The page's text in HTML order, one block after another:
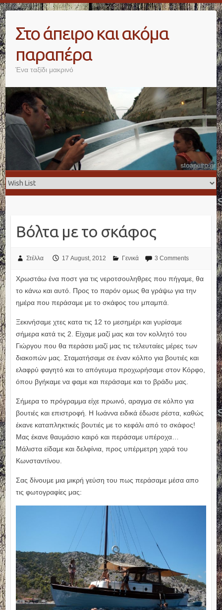
Skip
to
contentΣτο άπειρο και ακόμα
παραπέρα
Ένα ταξίδι μακρινό
Βόλτα με το σκάφος
Στέλλα 17 August, 2012 Γενικά 3 Comments
Χρωστάω ένα ποστ για τις νεροτσουληθρες που πήγαμε, θα
το κάνω και αυτό. Προς το παρόν ομως θα γράψω για την
ημέρα που περάσαμε με το σκάφος του μπαμπά.
Ξεκινήσαμε χτες κατα τις 12 το μεσημέρι και γυρίσαμε
σήμερα κατά τις 2. Είχαμε μαζί μας και τον κολλητό του
Γιώργου που θα περάσει μαζί μας τις τελευταίες μέρες των
διακοπών μας. Σταματήσαμε σε έναν κόλπο για βουτιές και
ελαφρύ φαγητό και το απόγευμα προχωρήσαμε στον Κόρφο,
όπου βγήκαμε να φαμε και περάσαμε και το βράδυ μας.
Σήμερα το πρόγραμμα είχε πρωινό, αραγμα σε κόλπο για
βουτιές και επιστροφή. Η Ιωάννα ειδικά έδωσε ρέστα, καθώς
έκανε καταπληκτικές βουτιές με το κεφάλι από το σκάφος!
Μας έκανε θαυμάσιο καιρό και περάσαμε υπέροχα…
Μάλιστα είδαμε και δελφίνια, προς υπέρμετρη χαρά του
Κωνσταντίνου.
Σας δίνουμε μια μικρή γεύση του πως περάσαμε μέσα απο
τις φωτογραφίες μας: